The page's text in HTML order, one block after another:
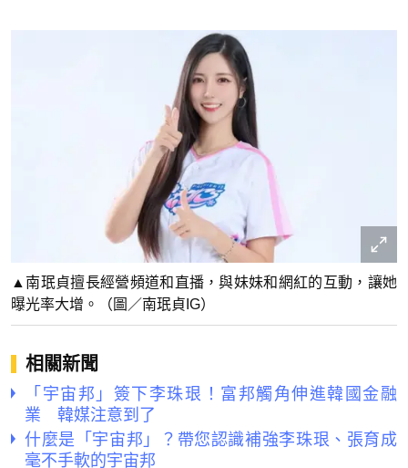
▲南珉貞擅長經營頻道和直播，與妹妹和網紅的互動，讓她
曝光率大增。（圖／南珉貞IG）
相關新聞
「宇宙邦」簽下李珠珢！富邦觸角伸進韓國金融
業 韓媒注意到了
什麼是「宇宙邦」？帶您認識補強李珠珢、張育成
毫不手軟的宇宙邦